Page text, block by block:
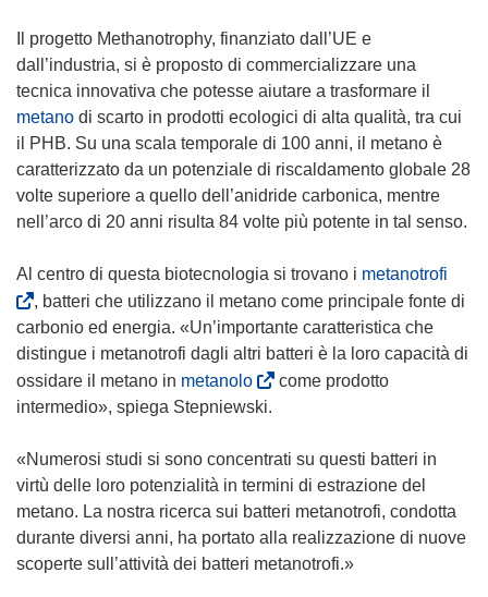
e
t
a
a
u
v
i
e
Il progetto Methanotrophy, finanziato dall’UE e
dall’industria, si è proposto di commercializzare una
tecnica innovativa che potesse aiutare a trasformare il
metano di scarto in prodotti ecologici di alta qualità, tra cui
il PHB. Su una scala temporale di 100 anni, il metano è
caratterizzato da un potenziale di riscaldamento globale 28
volte superiore a quello dell’anidride carbonica, mentre
nell’arco di 20 anni risulta 84 volte più potente in tal senso.
Al centro di questa biotecnologia si trovano i metanotrofi
s
a
u
n
, batteri che utilizzano il metano come principale fonte di
carbonio ed energia. «Un’importante caratteristica che
distingue i metanotrofi dagli altri batteri è la loro capacità di
ossidare il metano in metanolo(
s
a
p
r
e
i
come prodotto
intermedio», spiega Stepniewski.
«Numerosi studi si sono concentrati su questi batteri in
virtù delle loro potenzialità in termini di estrazione del
metano. La nostra ricerca sui batteri metanotrofi, condotta
durante diversi anni, ha portato alla realizzazione di nuove
scoperte sull’attività dei batteri metanotrofi.»